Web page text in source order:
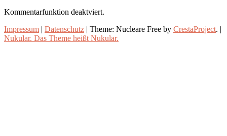
Kommentarfunktion deaktviert.
Impressum | Datenschutz | Theme: Nucleare Free by CrestaProject. |
Nukular. Das Theme heißt Nukular.